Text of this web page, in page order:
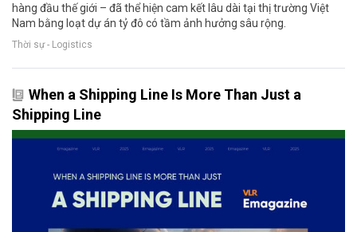
hàng đầu thế giới – đã thể hiện cam kết lâu dài tại thị trường Việt
Nam bằng loạt dự án tỷ đô có tầm ảnh hưởng sâu rộng.
Thời sự - Logistics
When a Shipping Line Is More Than Just a
Shipping Line